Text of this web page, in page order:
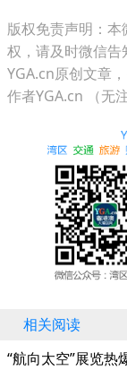
版权免责声明：
权，请及时微信告
YGA.cn原创文章
作者YGA.cn （无
相关阅读
“航向太空”展览